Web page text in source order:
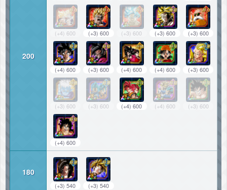
200
(+4) 600 (+3) 600 (+3) 600 (+3) 600 (+3) 600
(+4) 600 (+3) 600 (+4) 600 (+4) 600 (+3) 600
(+3) 600 (+3) 600 (+4) 600 (+4) 600 (+3) 600
(+4) 600
180
(+3) 540 (+3) 540